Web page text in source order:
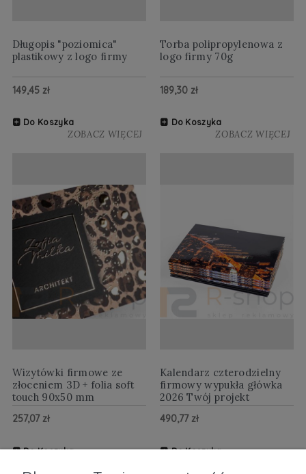
Długopis "poziomica"
plastikowy z logo firmy
149,45 zł
Do Koszyka
ZOBACZ WIĘCEJ
Torba polipropylenowa z
logo firmy 70g
189,30 zł
Do Koszyka
ZOBACZ WIĘCEJ
Wizytówki firmowe ze
złoceniem 3D + folia soft
touch 90x50 mm
257,07 zł
Do Koszyka
Kalendarz czterodzielny
firmowy wypukła główka
2026 Twój projekt
490,77 zł
Do Koszyka